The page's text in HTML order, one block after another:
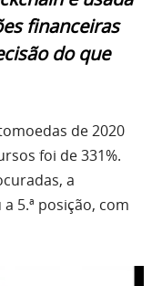
financeiras
do que
de 2020
foi de 331%.
a
5.ª posição, com